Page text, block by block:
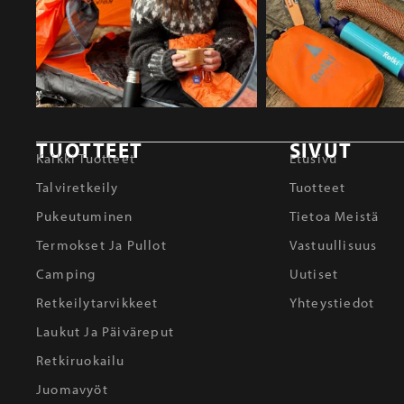
TUOTTEET
Kaikki Tuotteet
Talviretkeily
Pukeutuminen
Termokset Ja Pullot
Camping
Retkeilytarvikkeet
Laukut Ja Päiväreput
Retkiruokailu
Juomavyöt
SIVUT
Etusivu
Tuotteet
Tietoa Meistä
Vastuullisuus
Uutiset
Yhteystiedot